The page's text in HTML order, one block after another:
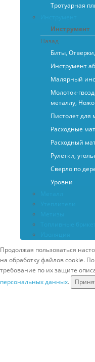
Тротуарная
Инструмент
Назад
Биты,
Инструмент
Малярный
Молоток-
металлу,
Пистолет для
Расходные
Расходный
Рулетки,
Сверло по
Уровни
Продолжая пользоваться
на обработку файлов cookie.
требование по их защите
персональных данных.